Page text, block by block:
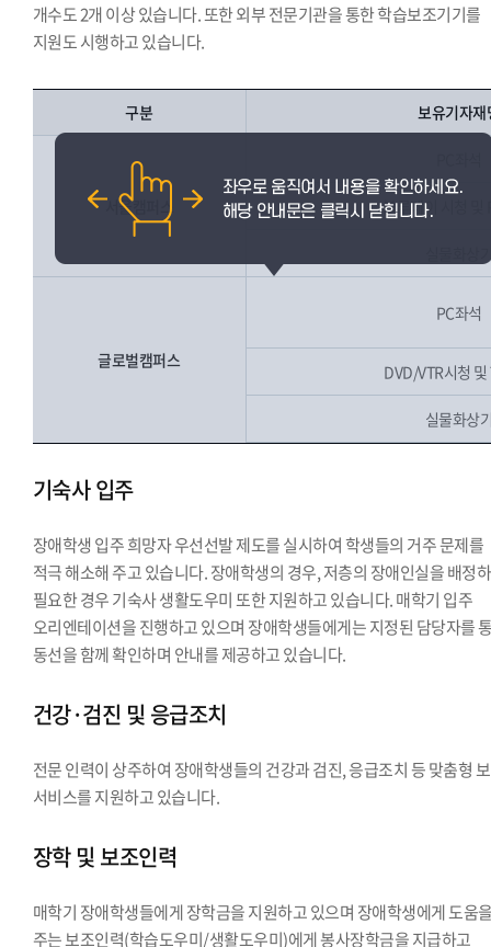
개수도 2개 이상 있습니다. 또한 외부 전문기관을 통한 학습보조기기를
지원도 시행하고 있습니다.
구분 보유기자재
서울캠퍼스 블루레이 시청 및
글로벌캠퍼스
PC좌석
DVD/VTR시청
실물화상
기숙사 입주
장애학생 입주 희망자 우선선발 제도를 실시하여 학생들의 거주 문제를
적극 해소해 주고 있습니다. 장애학생의 경우, 저층의 장애인실을 배정
필요한 경우 기숙사 생활도우미 또한 지원하고 있습니다. 매학기 입주
오리엔테이션을 진행하고 있으며 장애학생들에게는 지정된 담당자를
동선을 함께 확인하며 안내를 제공하고 있습니다.
건강·검진 및 응급조치
전문 인력이 상주하여 장애학생들의 건강과 검진, 응급조치 등 맞춤형
서비스를 지원하고 있습니다.
장학 및 보조인력
매학기 장애학생들에게 장학금을 지원하고 있으며 장애학생에게 도움
주는 보조인력(학습도우미/생활도우미)에게 봉사장학금을 지급하고